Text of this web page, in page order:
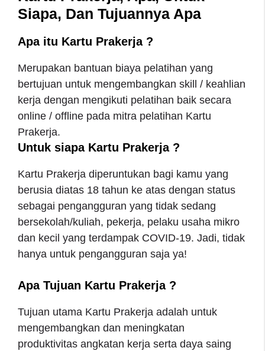
Siapa, Dan Tujuannya Apa
Apa itu Kartu Prakerja ?
Merupakan bantuan biaya pelatihan yang
bertujuan untuk mengembangkan skill / keahlian
kerja dengan mengikuti pelatihan baik secara
online / offline pada mitra pelatihan Kartu
Prakerja.
Untuk siapa Kartu Prakerja ?
Kartu Prakerja diperuntukan bagi kamu yang
berusia diatas 18 tahun ke atas dengan status
sebagai pengangguran yang tidak sedang
bersekolah/kuliah, pekerja, pelaku usaha mikro
dan kecil yang terdampak COVID-19. Jadi, tidak
hanya untuk pengangguran saja ya!
Apa Tujuan Kartu Prakerja ?
Tujuan utama Kartu Prakerja adalah untuk
mengembangkan dan meningkatan
produktivitas angkatan kerja serta daya saing